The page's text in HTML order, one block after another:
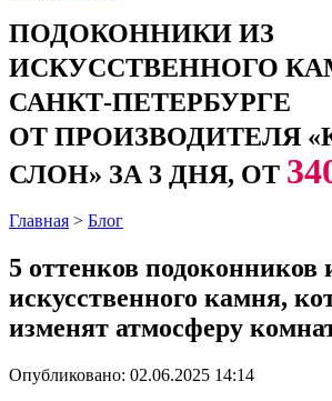
ПОДОКОННИКИ ИЗ
ИСКУССТВЕННОГО
САНКТ-ПЕТЕРБУРГЕ
ОТ ПРОИЗВОДИТЕЛЯ
СЛОН» ЗА 3 ДНЯ, ОТ
Главная > Блог
5 оттенков подоконников
искусственного камня,
изменят атмосферу
Опубликовано: 02.06.2025 14:14